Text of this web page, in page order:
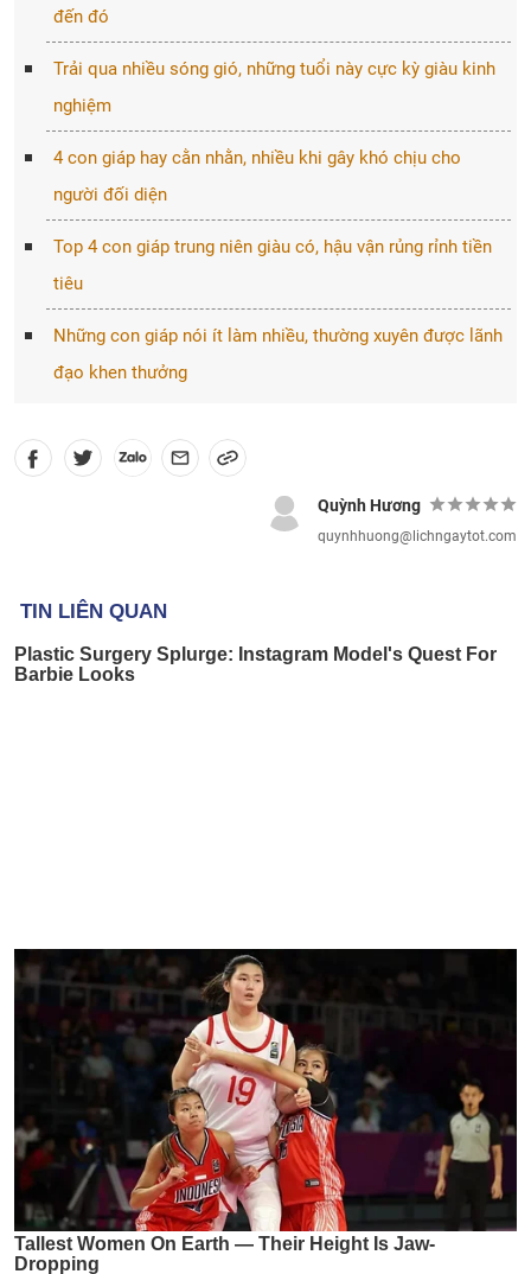
đến đó
Trải qua nhiều sóng gió, những tuổi này cực kỳ giàu kinh
nghiệm
4 con giáp hay cằn nhằn, nhiều khi gây khó chịu cho
người đối diện
Top 4 con giáp trung niên giàu có, hậu vận rủng rỉnh tiền
tiêu
Những con giáp nói ít làm nhiều, thường xuyên được lãnh
đạo khen thưởng
Quỳnh Hương
quynhhuong@lichngaytot.com